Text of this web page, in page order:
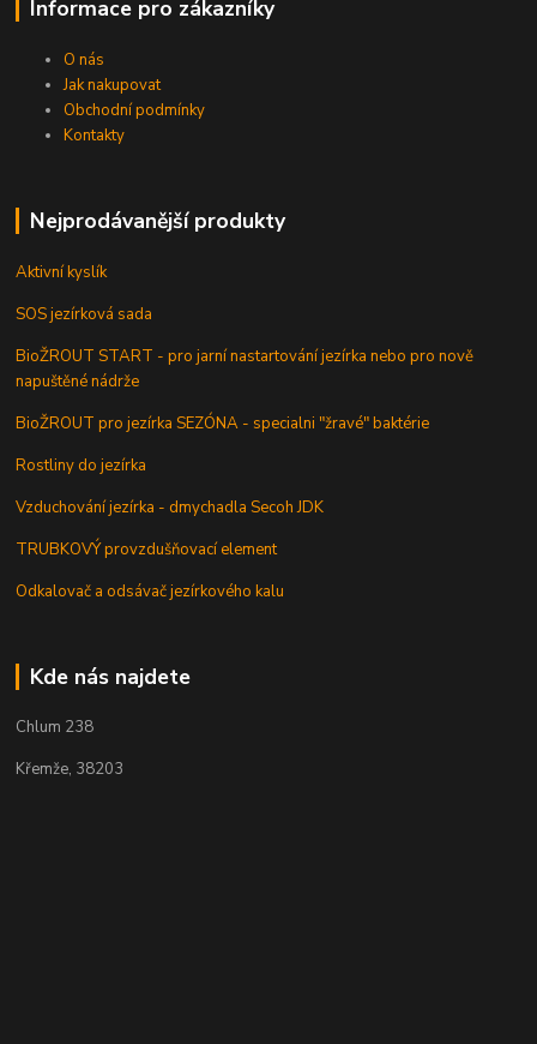
Informace pro zákazníky
O nás
Jak nakupovat
Obchodní podmínky
Kontakty
Nejprodávanější produkty
Aktivní kyslík
SOS jezírková sada
BioŽROUT START - pro jarní nastartování jezírka nebo pro nově
napuštěné nádrže
BioŽROUT pro jezírka SEZÓNA - specialni "žravé" baktérie
Rostliny do jezírka
Vzduchování jezírka - dmychadla Secoh JDK
TRUBKOVÝ provzdušňovací element
Odkalovač a odsávač jezírkového kalu
Kde nás najdete
Chlum 238
Křemže, 38203